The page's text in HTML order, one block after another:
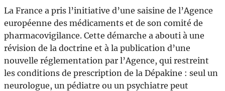
La France a pris l’initiative d’une saisine de l’Agence
européenne des médicaments et de son comité de
pharmacovigilance. Cette démarche a abouti à une
révision de la doctrine et à la publication d’une
nouvelle réglementation par l’Agence, qui restreint
les conditions de prescription de la Dépakine : seul un
neurologue, un pédiatre ou un psychiatre peut